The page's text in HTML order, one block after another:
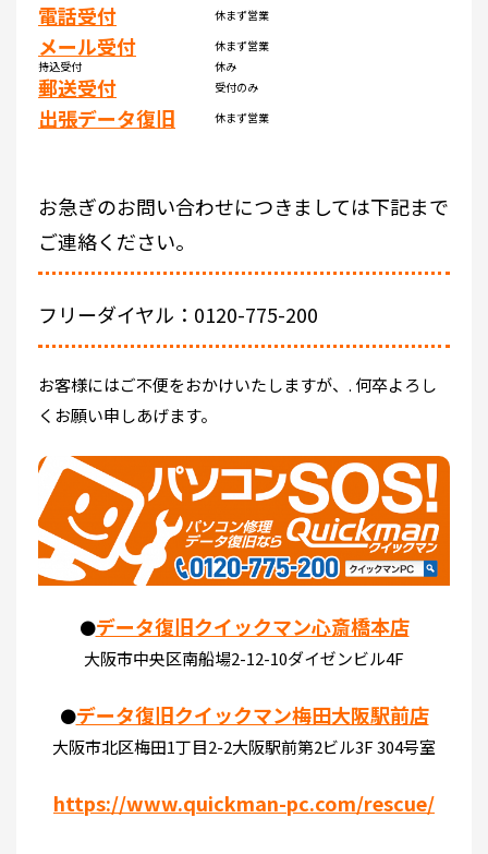
電話受付 休まず営業
メール受付
休まず営業
持込受付
休み
郵送受付 受付のみ
出張データ復旧 休まず営業
お急ぎのお問い合わせにつきましては下記まで
ご連絡ください。
フリーダイヤル：0120-775-200
お客様にはご不便をおかけいたしますが、. 何卒よろし
くお願い申しあげます。
●データ復旧クイックマン心斎橋本店
大阪市中央区南船場2-12-10ダイゼンビル4F
●データ復旧クイックマン梅田大阪駅前店
大阪市北区梅田1丁目2-2大阪駅前第2ビル3F 304号室
https://www.quickman-pc.com/rescue/